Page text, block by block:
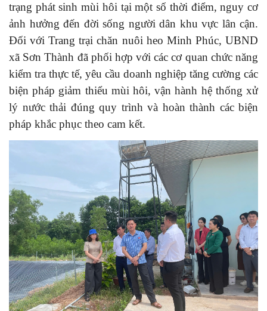
trạng phát sinh mùi hôi tại một số thời điểm, nguy cơ
ảnh hưởng đến đời sống người dân khu vực lân cận.
Đối với Trang trại chăn nuôi heo Minh Phúc, UBND
xã Sơn Thành đã phối hợp với các cơ quan chức năng
kiểm tra thực tế, yêu cầu doanh nghiệp tăng cường các
biện pháp giảm thiểu mùi hôi, vận hành hệ thống xử
lý nước thải đúng quy trình và hoàn thành các biện
pháp khắc phục theo cam kết.